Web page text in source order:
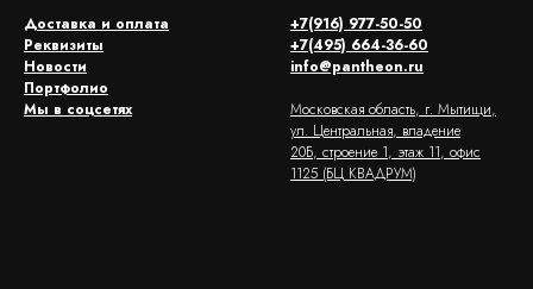
Доставка и оплата
Реквизиты
Новости
Портфолио
Мы в соцсетях
+7(916) 977-50-50
+7(495) 664-36-60
info@pantheon.ru
Московская область, г. Мытищи,
ул. Центральная, владение
20Б, строение 1, этаж 11, офис
1125 (БЦ КВАДРУМ)